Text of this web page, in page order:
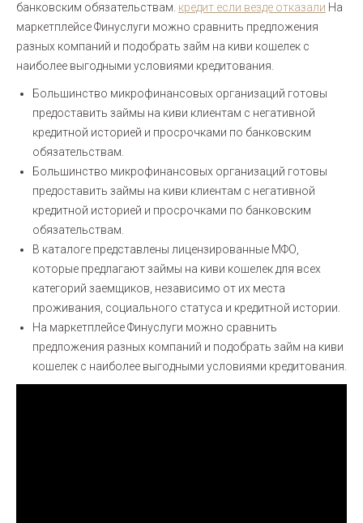
банковским обязательствам. кредит если везде отказали На
маркетплейсе Финуслуги можно сравнить предложения
разных компаний и подобрать займ на киви кошелек с
наиболее выгодными условиями кредитования.
Большинство микрофинансовых организаций готовы
предоставить займы на киви клиентам с негативной
кредитной историей и просрочками по банковским
обязательствам.
Большинство микрофинансовых организаций готовы
предоставить займы на киви клиентам с негативной
кредитной историей и просрочками по банковским
обязательствам.
В каталоге представлены лицензированные МФО,
которые предлагают займы на киви кошелек для всех
категорий заемщиков, независимо от их места
проживания, социального статуса и кредитной истории.
На маркетплейсе Финуслуги можно сравнить
предложения разных компаний и подобрать займ на киви
кошелек с наиболее выгодными условиями кредитования.